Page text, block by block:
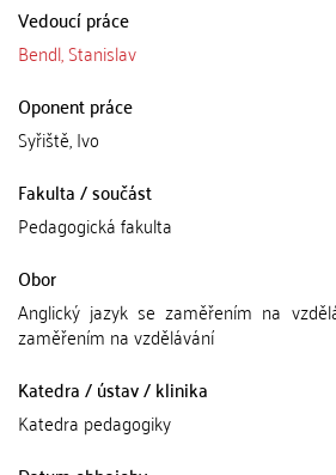
Vedoucí práce
Bendl, Stanislav
Oponent práce
Syřiště, Ivo
Fakulta / součást
Pedagogická fakulta
Obor
Anglický jazyk se zaměřením na
zaměřením na vzdělávání
Katedra / ústav / klinika
Katedra pedagogiky